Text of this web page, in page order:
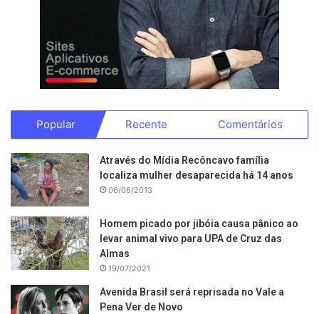
Popular Recente Comentários
Através do Mídia Recôncavo família
localiza mulher desaparecida há 14 anos
06/06/2013
Homem picado por jibóia causa pânico ao
levar animal vivo para UPA de Cruz das
Almas
19/07/2021
Avenida Brasil será reprisada no Vale a
Pena Ver de Novo